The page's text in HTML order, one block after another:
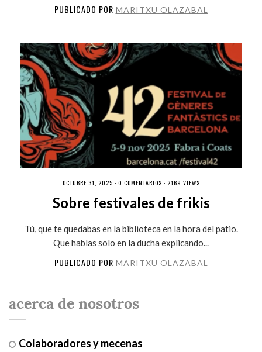
PUBLICADO POR MARITXU OLAZABAL
OCTUBRE 31, 2025 · 0 COMENTARIOS · 2169 VIEWS
Sobre festivales de frikis
Tú, que te quedabas en la biblioteca en la hora del patio.
Que hablas solo en la ducha explicando...
PUBLICADO POR MARITXU OLAZABAL
acerca de nosotros
Colaboradores y mecenas